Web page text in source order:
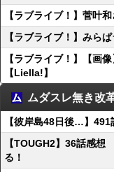
【ラブライブ！】菅叶
【ラブライブ！】みら
【ラブライブ！】【画
【Liella!】
ムダスレ無き改
【彼岸島48日後…】
【TOUGH2】36話感
る！